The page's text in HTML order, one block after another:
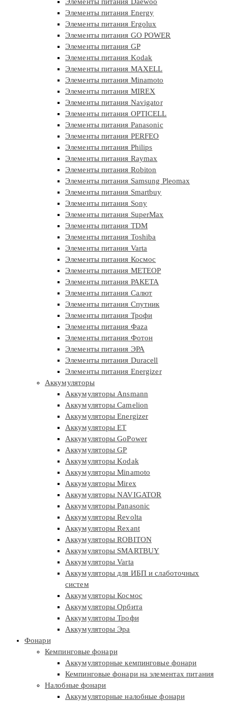
Элементы питания Daewoo
Элементы питания Energy
Элементы питания Ergolux
Элементы питания GO POWER
Элементы питания GP
Элементы питания Kodak
Элементы питания MAXELL
Элементы питания Minamoto
Элементы питания MIREX
Элементы питания Navigator
Элементы питания OPTICELL
Элементы питания Panasonic
Элементы питания PERFEO
Элементы питания Philips
Элементы питания Raymax
Элементы питания Robiton
Элементы питания Samsung Pleomax
Элементы питания Smartbuy
Элементы питания Sony
Элементы питания SuperMax
Элементы питания TDM
Элементы питания Toshiba
Элементы питания Varta
Элементы питания Космос
Элементы питания МЕТЕОР
Элементы питания РАКЕТА
Элементы питания Салют
Элементы питания Спутник
Элементы питания Трофи
Элементы питания Фaza
Элементы питания Фотон
Элементы питания ЭРА
Элементы питания Duracell
Элементы питания Energizer
Аккумуляторы
Аккумуляторы Ansmann
Аккумуляторы Camelion
Аккумуляторы Energizer
Аккумуляторы ET
Аккумуляторы GoPower
Аккумуляторы GP
Аккумуляторы Kodak
Аккумуляторы Minamoto
Аккумуляторы Mirex
Аккумуляторы NAVIGATOR
Аккумуляторы Panasonic
Аккумуляторы Revolta
Аккумуляторы Rexant
Аккумуляторы ROBITON
Аккумуляторы SMARTBUY
Аккумуляторы Varta
Аккумуляторы для ИБП и слаботочных
систем
Аккумуляторы Космос
Аккумуляторы Орбита
Аккумуляторы Трофи
Аккумуляторы Эра
Фонари
Кемпинговые фонари
Аккумуляторные кемпинговые фонари
Кемпинговые фонари на элементах питания
Налобные фонари
Аккумуляторные налобные фонари